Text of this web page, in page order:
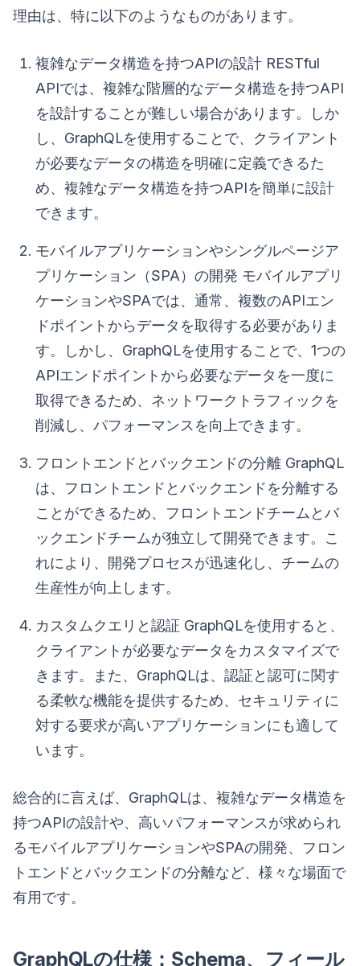
理由は、特に以下のようなものがあります。
複雑なデータ構造を持つAPIの設計 RESTful
APIでは、複雑な階層的なデータ構造を持つAPI
を設計することが難しい場合があります。しか
し、GraphQLを使用することで、クライアント
が必要なデータの構造を明確に定義できるた
め、複雑なデータ構造を持つAPIを簡単に設計
できます。
モバイルアプリケーションやシングルページア
プリケーション（SPA）の開発 モバイルアプリ
ケーションやSPAでは、通常、複数のAPIエン
ドポイントからデータを取得する必要がありま
す。しかし、GraphQLを使用することで、1つの
APIエンドポイントから必要なデータを一度に
取得できるため、ネットワークトラフィックを
削減し、パフォーマンスを向上できます。
フロントエンドとバックエンドの分離 GraphQL
は、フロントエンドとバックエンドを分離する
ことができるため、フロントエンドチームとバ
ックエンドチームが独立して開発できます。こ
れにより、開発プロセスが迅速化し、チームの
生産性が向上します。
カスタムクエリと認証 GraphQLを使用すると、
クライアントが必要なデータをカスタマイズで
きます。また、GraphQLは、認証と認可に関す
る柔軟な機能を提供するため、セキュリティに
対する要求が高いアプリケーションにも適して
います。
総合的に言えば、GraphQLは、複雑なデータ構造を
持つAPIの設計や、高いパフォーマンスが求められ
るモバイルアプリケーションやSPAの開発、フロン
トエンドとバックエンドの分離など、様々な場面で
有用です。
GraphQLの仕様：Schema、フィール